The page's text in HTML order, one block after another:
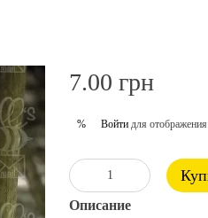
7.00 грн
% Войти для
Описание